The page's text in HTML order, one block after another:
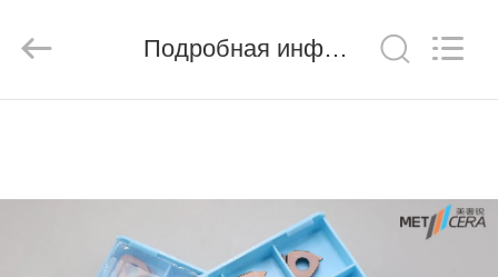
ВИДЕО
Materials
Co.,ltd.
Подробная информация о продукте